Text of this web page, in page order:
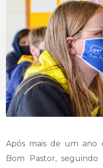
Após mais de um ano
Bom Pastor, seguindo